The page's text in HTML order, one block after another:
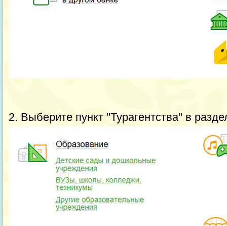
2. Выберите пункт "Турагентства" в